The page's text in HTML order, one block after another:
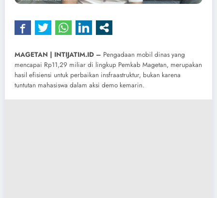
MAGETAN | INTIJATIM.ID – Pengadaan mobil dinas yang
mencapai Rp11,29 miliar di lingkup Pemkab Magetan, merupakan
hasil efisiensi untuk perbaikan insfraastruktur, bukan karena
tuntutan mahasiswa dalam aksi demo kemarin.